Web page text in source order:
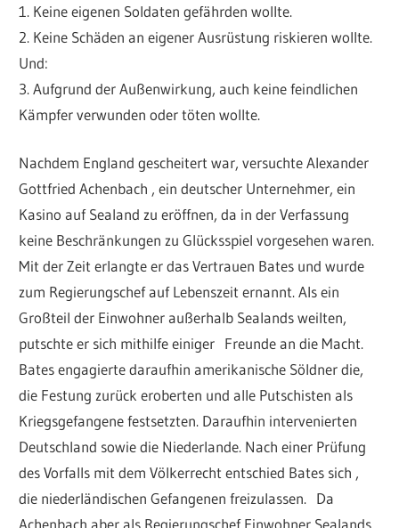
1. Keine eigenen Soldaten gefährden wollte.
2. Keine Schäden an eigener Ausrüstung riskieren wollte.
Und:
3. Aufgrund der Außenwirkung, auch keine feindlichen
Kämpfer verwunden oder töten wollte.
Nachdem England gescheitert war, versuchte Alexander
Gottfried Achenbach , ein deutscher Unternehmer, ein
Kasino auf Sealand zu eröffnen, da in der Verfassung
keine Beschränkungen zu Glücksspiel vorgesehen waren.
Mit der Zeit erlangte er das Vertrauen Bates und wurde
zum Regierungschef auf Lebenszeit ernannt. Als ein
Großteil der Einwohner außerhalb Sealands weilten,
putschte er sich mithilfe einiger Freunde an die Macht.
Bates engagierte daraufhin amerikanische Söldner die,
die Festung zurück eroberten und alle Putschisten als
Kriegsgefangene festsetzten. Daraufhin intervenierten
Deutschland sowie die Niederlande. Nach einer Prüfung
des Vorfalls mit dem Völkerrecht entschied Bates sich ,
die niederländischen Gefangenen freizulassen. Da
Achenbach aber als Regierungschef Einwohner Sealands